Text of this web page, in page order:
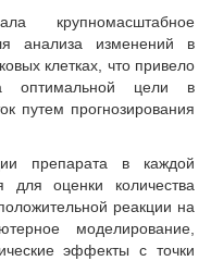
крупномасштабное
анализа изменений в
клетках, что привело
оптимальной цели в
путем прогнозирования
препарата в каждой
для оценки количества
реакции на
моделирование,
эффекты с точки